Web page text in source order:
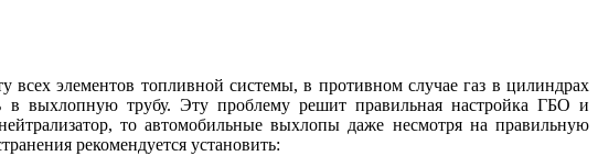
всех элементов топливной системы, в противном случае газ в цилиндрах
в выхлопную трубу. Эту проблему решит правильная настройка ГБО и
то автомобильные выхлопы даже несмотря на правильную
рекомендуется установить: